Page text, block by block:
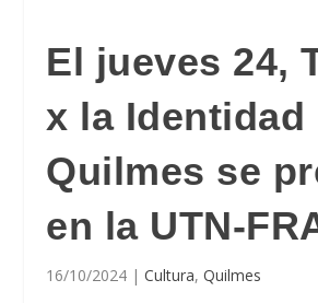
El jueves 24,
x la Identidad
Quilmes se
en la UTN-
16/10/2024 |Cultura,Quilmes